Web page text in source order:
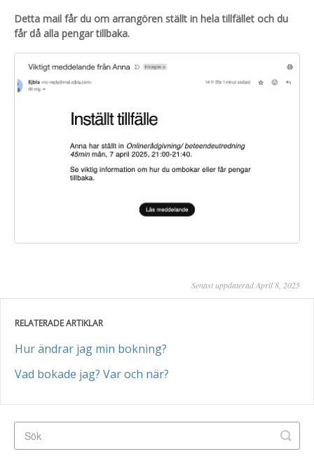
Detta mail får du om arrangören ställt in hela tillfället och du
får då alla pengar tillbaka.
Senast uppdaterad April 8, 2025
RELATERADE ARTIKLAR
Hur ändrar jag min bokning?
Vad bokade jag? Var och när?